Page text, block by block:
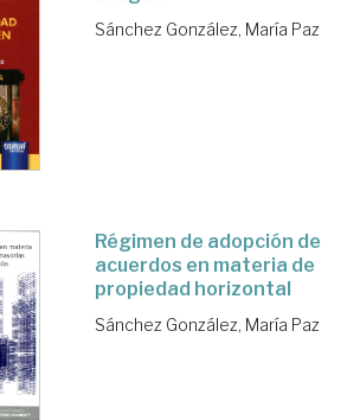
Sánchez González, María Paz
Régimen de adopción de
acuerdos en materia de
propiedad horizontal
Sánchez González, María Paz